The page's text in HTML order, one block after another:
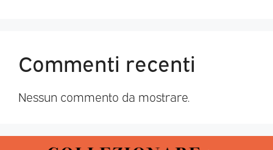
Commenti recenti
Nessun commento da mostrare.